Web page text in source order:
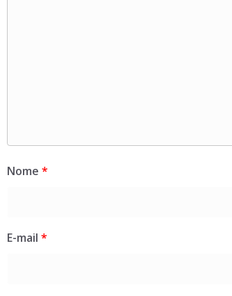
Nome *
E-mail *